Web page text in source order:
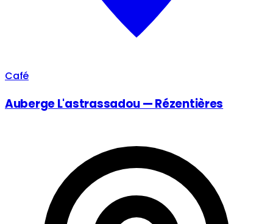
Café
Auberge L'astrassadou — Rézentières